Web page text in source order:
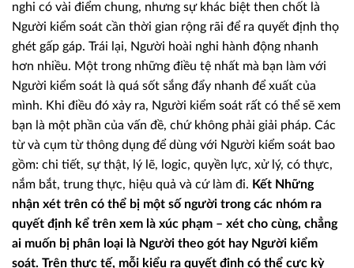
nghi có vài điểm chung, nhưng sự khác biệt then chốt là
Người kiểm soát cần thời gian rộng rãi để ra quyết định thọ
ghét gấp gáp. Trái lại, Người hoài nghi hành động nhanh
hơn nhiều. Một trong những điều tệ nhất mà bạn làm với
Người kiểm soát là quá sốt sắng đẩy nhanh để xuất của
mình. Khi điều đó xảy ra, Người kiểm soát rất có thể sẽ xem
bạn là một phần của vấn đề, chứ không phải giải pháp. Các
từ và cụm từ thông dụng để dùng với Người kiểm soát bao
gồm: chi tiết, sự thật, lý lẽ, logic, quyền lực, xử lý, có thực,
nắm bắt, trung thực, hiệu quả và cứ làm đi. Kết Những
nhận xét trên có thể bị một số người trong các nhóm ra
quyết định kể trên xem là xúc phạm – xét cho cùng, chẳng
ai muốn bị phân loại là Người theo gót hay Người kiểm
soát. Trên thực tế, mỗi kiểu ra quyết định có thể cực kỳ